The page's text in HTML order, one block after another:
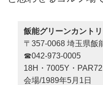
飯能グリーンカント
〒357-0068 埼玉県飯
☎042-973-0005
18H・7005Y・PAR72
会場/1989年5月1日